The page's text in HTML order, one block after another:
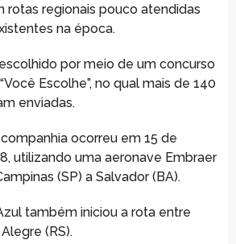
rotas regionais pouco atendidas
na época.
por meio de um concurso
Escolhe”, no qual mais de 140
enviadas.
ocorreu em 15 de
utilizando uma aeronave Embraer
(SP) a Salvador (BA).
também iniciou a rota entre
(RS).